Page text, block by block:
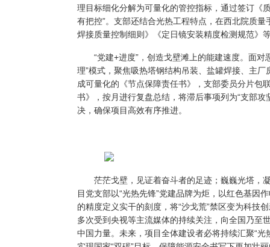
理目标细化分解为可量化的管控指标，通过签订《
有把控”。支部还结合光热工程特点，在西北院质
焊接质量控制细则》《定日镜安装精度检测规范》
“党建+进度”，创造戈壁滩上的能建速度。 面对
理”模式，聚焦吸热塔钢结构吊装、盐罐焊接、主
成可量化的《节点保障责任书》， 支部委员分片包
书》，按月进行复盘总结，将滞后事项列为“支部攻
决，确保项目高效有序推进。
茫茫戈壁，见证着奋斗者的足迹；巍巍光塔，
目党支部以“光热先锋”党建品牌为炬，以红色基因
的精度定义实干的刻度，将“沙戈荒”禁区变为科技
多次受到央视等主流媒体的持续关注 ，向全国乃至
中国力量。 未来， 项目全体建设者必将持续汇聚“